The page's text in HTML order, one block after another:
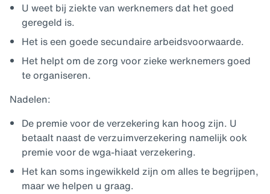
U weet bij ziekte van werknemers dat het goed
geregeld is.
Het is een goede secundaire arbeidsvoorwaarde.
Het helpt om de zorg voor zieke werknemers goed
te organiseren.
Nadelen:
De premie voor de verzekering kan hoog zijn. U
betaalt naast de verzuimverzekering namelijk ook
premie voor de wga-hiaat verzekering.
Het kan soms ingewikkeld zijn om alles te begrijpen,
maar we helpen u graag.